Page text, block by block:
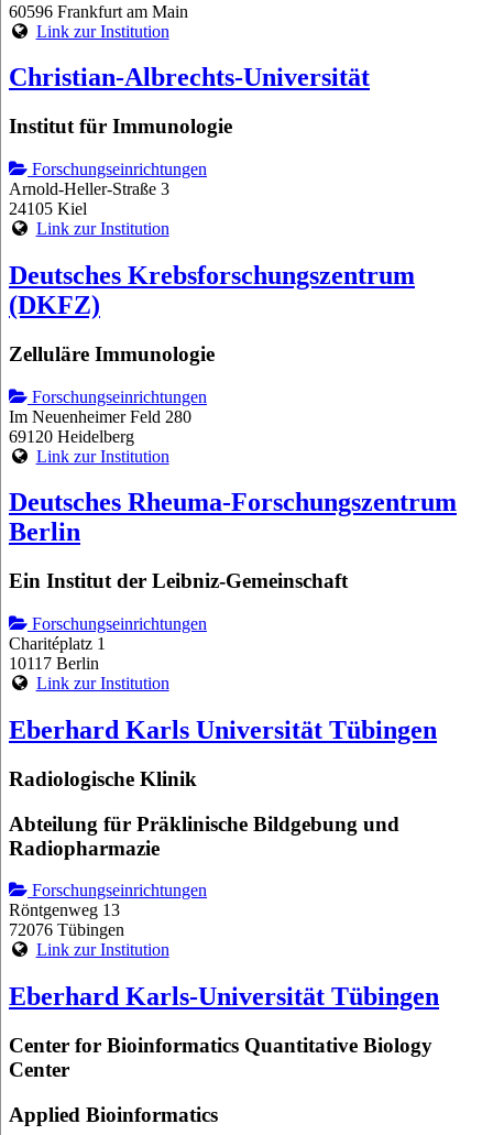
60596 Frankfurt am Main
Link zur Institution
Christian-Albrechts-Universität
Institut für Immunologie
Forschungseinrichtungen
Arnold-Heller-Straße 3
24105 Kiel
Link zur Institution
Deutsches Krebsforschungszentrum
(DKFZ)
Zelluläre Immunologie
Forschungseinrichtungen
Im Neuenheimer Feld 280
69120 Heidelberg
Link zur Institution
Deutsches Rheuma-Forschungszentrum
Berlin
Ein Institut der Leibniz-Gemeinschaft
Forschungseinrichtungen
Charitéplatz 1
10117 Berlin
Link zur Institution
Eberhard Karls Universität Tübingen
Radiologische Klinik
Abteilung für Präklinische Bildgebung und
Radiopharmazie
Forschungseinrichtungen
Röntgenweg 13
72076 Tübingen
Link zur Institution
Eberhard Karls-Universität Tübingen
Center for Bioinformatics Quantitative Biology
Center
Applied Bioinformatics